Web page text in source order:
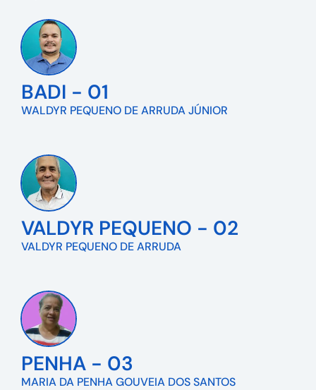
BADI - 01
WALDYR PEQUENO DE ARRUDA JÚNIOR
VALDYR PEQUENO - 02
VALDYR PEQUENO DE ARRUDA
PENHA - 03
MARIA DA PENHA GOUVEIA DOS SANTOS